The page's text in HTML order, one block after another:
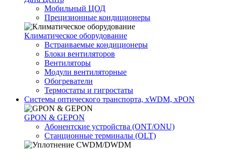
Мобильный ЦОД
Прецизионные кондиционеры
Климатичeское оборудование
Встраиваемые кондиционеры
Блоки вентиляторов
Вентиляторы
Модули вентиляторные
Обогреватели
Термостаты и гигростаты
Системы оптического транспорта, xWDM, xPON
GPON & GEPON
Абонентские устройства (ONT/ONU)
Станционные терминалы (OLT)